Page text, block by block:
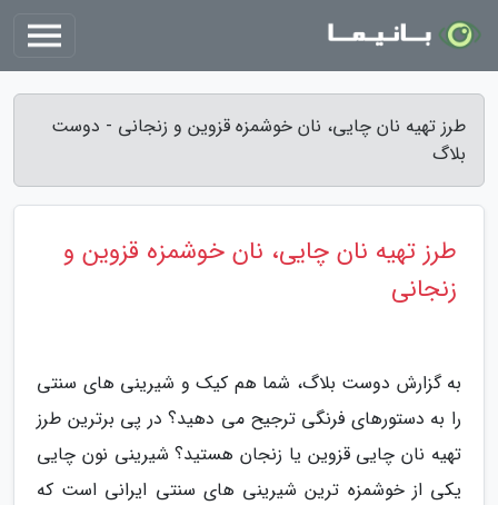
طرز تهیه نان چایی، نان خوشمزه قزوین و زنجانی - دوست
بلاگ
طرز تهیه نان چایی، نان خوشمزه قزوین و
زنجانی
به گزارش دوست بلاگ، شما هم کیک و شیرینی های سنتی
را به دستورهای فرنگی ترجیح می دهید؟ در پی برترین طرز
تهیه نان چایی قزوین یا زنجان هستید؟ شیرینی نون چایی
یکی از خوشمزه ترین شیرینی های سنتی ایرانی است که